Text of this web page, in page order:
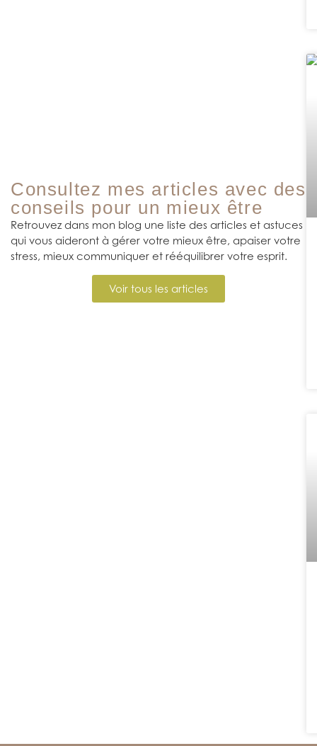
Consultez mes articles avec des
conseils pour un mieux être
Retrouvez dans mon blog une liste des articles et astuces
qui vous aideront à gérer votre mieux être, apaiser votre
stress, mieux communiquer et rééquilibrer votre esprit.
Voir tous les articles